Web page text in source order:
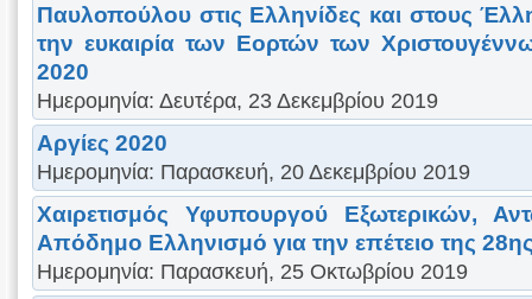
Παυλοπούλου στις Ελληνίδες και στους
την ευκαιρία των Εορτών των
2020
Ημερομηνία: Δευτέρα, 23 Δεκεμβρίου 2019
Αργίες 2020
Ημερομηνία: Παρασκευή, 20 Δεκεμβρίου 2019
Χαιρετισμός Υφυπουργού Εξωτερικών,
Απόδημο Ελληνισμό για την επέτειο της
Ημερομηνία: Παρασκευή, 25 Οκτωβρίου 2019